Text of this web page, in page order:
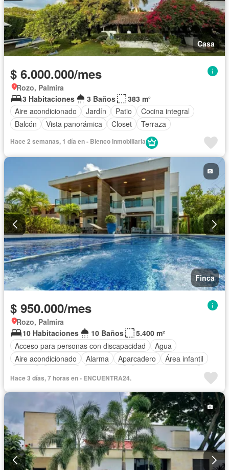
Casa
$ 6.000.000/mes
Rozo, Palmira
3 Habitaciones
3 Baños
383 m²
Aire acondicionado
Jardín Patio
Cocina integral
Balcón
Vista panorámica Closet Terraza
Hace 2 semanas, 1 día en - Bienco Inmobiliaria
Finca
$ 950.000/mes
Rozo, Palmira
10 Habitaciones
10 Baños
5.400 m²
Acceso para personas con discapacidad
Agua
Aire acondicionado
Alarma Aparcadero
Área infantil
Chimenea
Cocina amoblada
Cocina integral
Cuarto de servicio
Electricidad
Gas natural
Gimnasio
Internet Jacuzzi Jardín Estudio
Patio
Piscina
Vigilante Sauna
Seguridad privada
Tanque de agua
Terraza Vista panorámica
Wifi
Permite mascotas
Permite niños Solo familias
Hace 3 días, 7 horas en - ENCUENTRA24.